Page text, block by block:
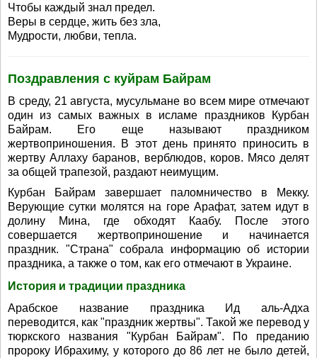
Чтобы каждый знал предел.
Веры в сердце, жить без зла,
Мудрости, любви, тепла.
Поздравления с куйрам Байрам
В среду, 21 августа, мусульмане во всем мире отмечают
один из самых важных в исламе праздников Курбан
Байрам. Его еще называют праздником
жертвоприношения. В этот день принято приносить в
жертву Аллаху баранов, верблюдов, коров. Мясо делят
за общей трапезой, раздают неимущим.
Курбан Байрам завершает паломничество в Мекку.
Верующие сутки молятся на горе Арафат, затем идут в
долину Мина, где обходят Каабу. После этого
совершается жертвоприношение и начинается
праздник. "Страна" собрала информацию об истории
праздника, а также о том, как его отмечают в Украине.
История и традиции праздника
Арабское название праздника Ид аль-Адха
переводится, как "праздник жертвы". Такой же перевод у
тюркского названия "Курбан Байрам". По преданию
пророку Ибрахиму, у которого до 86 лет не было детей,